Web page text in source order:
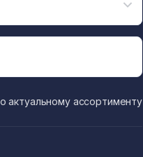
актуальному ассортименту